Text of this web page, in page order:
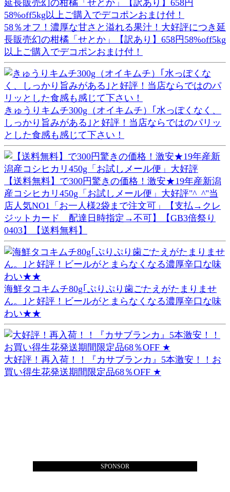
58％オフ！濃厚な甘さと溢れる果汁！大好評につき延
長販売幻の柑橘「せとか」【訳あり】658円58%off5kg
以上ご購入でデコポンおまけ付！
きゅうりキムチ300g（オイキムチ）｢水っぽくなく、
しっかり旨みがある｣と好評！当店ならではのパリッ
とした食感も感じて下さい！
【送料無料】で300円驚きの価格！激安★19年産新潟
産コシヒカリ450g「お試しメール便」大好評"^_^"当
店人気NO1「お一人様2袋まで注文可」【支払→クレ
ジットカード 配達日時指定→不可】【GB3倍祭り
0403】【送料無料】
海鮮タコキムチ80g｢ぷりぷり歯ごたえがたまりませ
ん。｣と好評！ビールがとまらなくなる濃厚辛口な味
わい★★
大好評！再入荷！！『カサブランカ』5本激安！！お
買い得生花発送期間限定品68％OFF ★
SPONSOR